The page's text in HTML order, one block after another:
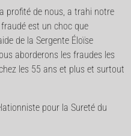
profité de nous, a trahi notre
est un choc que
de la Sergente Éloïse
aborderons les fraudes les
les 55 ans et plus et surtout
pour la Sureté du